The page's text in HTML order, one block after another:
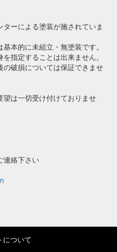
ーによる塗装が施されていま
本的に未組立・無塗装です。
指定することは出来ません。
の破損については保証できませ
望は一切受け付けておりませ
連絡下さい
について